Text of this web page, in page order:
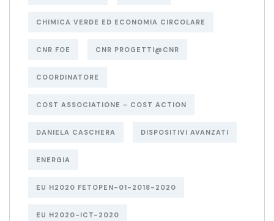
CHIMICA VERDE ED ECONOMIA CIRCOLARE
CNR FOE CNR PROGETTI@CNR
COORDINATORE
COST ASSOCIATIONE - COST ACTION
DANIELA CASCHERA DISPOSITIVI AVANZATI
ENERGIA
EU H2020 FETOPEN-01-2018-2020
EU H2020-ICT-2020